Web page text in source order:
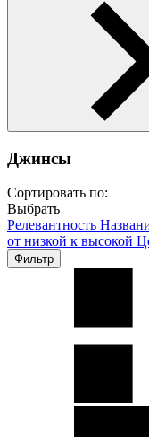
Джинсы
Сортировать по:
Выбрать
Релевантность
от низкой к высокой
Фильтр